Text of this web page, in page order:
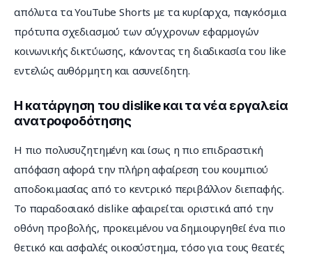
απόλυτα τα YouTube Shorts με τα κυρίαρχα, παγκόσμια
πρότυπα σχεδιασμού των σύγχρονων εφαρμογών
κοινωνικής δικτύωσης, κάνοντας τη διαδικασία του like
εντελώς αυθόρμητη και ασυνείδητη.
Η κατάργηση του dislike και τα νέα εργαλεία
ανατροφοδότησης
Η πιο πολυσυζητημένη και ίσως η πιο επιδραστική
απόφαση αφορά την πλήρη αφαίρεση του κουμπιού
αποδοκιμασίας από το κεντρικό περιβάλλον διεπαφής.
Το παραδοσιακό dislike αφαιρείται οριστικά από την
οθόνη προβολής, προκειμένου να δημιουργηθεί ένα πιο
θετικό και ασφαλές οικοσύστημα, τόσο για τους θεατές